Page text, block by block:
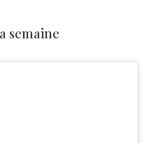
semaine